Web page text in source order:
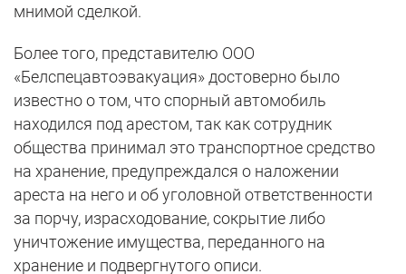
мнимой сделкой.
Более того, представителю ООО
«Белспецавтоэвакуация» достоверно было
известно о том, что спорный автомобиль
находился под арестом, так как сотрудник
общества принимал это транспортное средство
на хранение, предупреждался о наложении
ареста на него и об уголовной ответственности
за порчу, израсходование, сокрытие либо
уничтожение имущества, переданного на
хранение и подвергнутого описи.